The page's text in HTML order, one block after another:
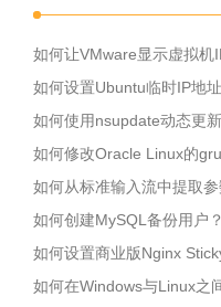
如何让VMware显示虚拟机
如何设置Ubuntu临时IP地址
如何使用nsupdate动态更
如何修改Oracle Linux的
如何从标准输入流中提取参
如何创建MySQL备份用户？
如何设置商业版Nginx
如何在Windows与Linux之